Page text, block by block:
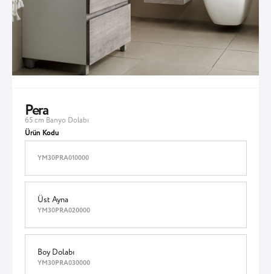
Pera
65 cm Banyo Dolabı
Ürün Kodu
YM30PRA010000
Üst Ayna
YM30PRA020000
Boy Dolabı
YM30PRA030000